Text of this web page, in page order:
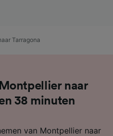
Tarragona
naar
38 minuten
van Montpellier naar